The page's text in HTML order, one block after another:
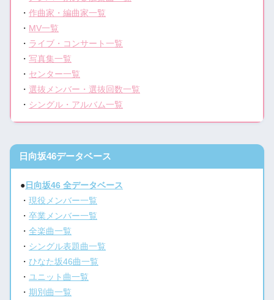
・作曲家・編曲家一覧
・ MV一覧
・ ライブ・コンサート一覧
・写真集一覧
・ センター一覧
・ 選抜メンバー・選抜回数一覧
・ シングル・アルバム一覧
日向坂46データベース
● 日向坂46 全データベース
・現役メンバー一覧
・卒業メンバー一覧
・全楽曲一覧
・ シングル表題曲一覧
・ひなた坂46曲一覧
・ ユニット曲一覧
・期別曲一覧